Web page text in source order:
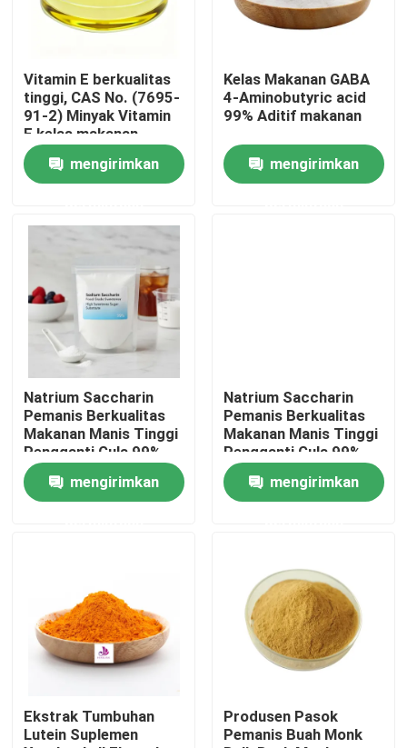
Produk
Video
Tentang kami
Tur Pabrik
Berita
Permintaan Penawaran
Ekstrak tumbuhan alami
Vitamin E berkualitas
tinggi, CAS No. (7695-
91-2) Minyak Vitamin
E kelas makanan
mengirimkan
Kelas Makanan GABA
4-Aminobutyric acid
99% Aditif makanan
mengirimkan
Natrium Saccharin
Pemanis Berkualitas
Makanan Manis Tinggi
Pengganti Gula 99%
mengirimkan
Natrium Saccharin
Pemanis Berkualitas
Makanan Manis Tinggi
Pengganti Gula 99%
mengirimkan
Ekstrak Tumbuhan
Lutein Suplemen
Produsen Pasok
Pemanis Buah Monk